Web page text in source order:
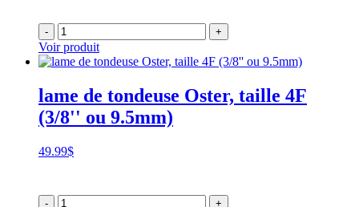
- +
Voir produit
lame de tondeuse Oster, taille 4F
(3/8'' ou 9.5mm)
49.99$
- +